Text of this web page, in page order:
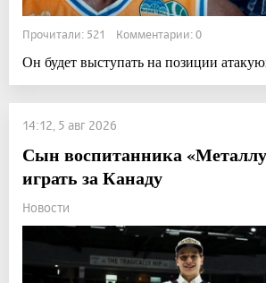
Прочитали: 521 Комментарии: 0
Он будет выступать на позиции
14:12, 5 авг 2026
Сын воспитанника
играть за Канаду
Новости